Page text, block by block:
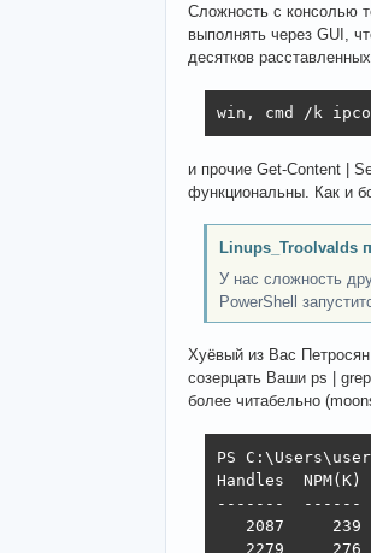
Сложность с консолью
выполнять через GUI,
десятков
win, cmd /k
и прочие Get-Content |
функциональны. Как и
Linups_Troolvalds
У нас сложность
PowerShell
Хуёвый из Вас
созерцать Ваши ps |
более читабельно
PS
Handles
-------
2087     239
2279     276